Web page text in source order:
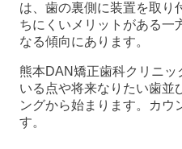
は、歯の裏側に装置を取り
ちにくいメリットがある一
なる傾向にあります。
熊本DAN矯正歯科クリニ
いる点や将来なりたい歯並
ングから始まります。カウ
す。